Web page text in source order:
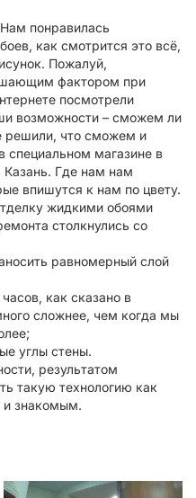
понравилась
как смотрится это всё,
Пожалуй,
фактором при
посмотрели
возможности – сможем ли
решили, что сможем и
специальном магазине в
Где нам нам
впишутся к нам по цвету.
жидкими обоями
столкнулись со
равномерный слой
как сказано в
сложнее, чем когда мы
углы стены.
результатом
такую технологию как
и знакомым.